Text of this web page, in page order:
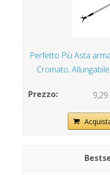
Perfetto Più Asta
Cromato,
9,29